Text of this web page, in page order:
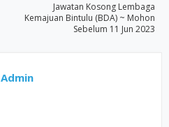
Jawatan Kosong Lembaga
Kemajuan Bintulu (BDA) ~ Mohon
Sebelum 11 Jun 2023
Admin